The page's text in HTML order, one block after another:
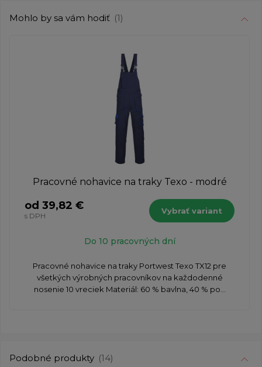
Mohlo by sa vám hodiť (1)
Pracovné nohavice na traky Texo - modré
od 39,82 €
s DPH
Vybrať variant
Do 10 pracovných dní
​Pracovné nohavice na traky Portwest Texo TX12 pre
všetkých výrobných pracovníkov na každodenné
nosenie 10 vreciek Materiál: 60 % bavlna, 40 % po...
Podobné produkty (14)